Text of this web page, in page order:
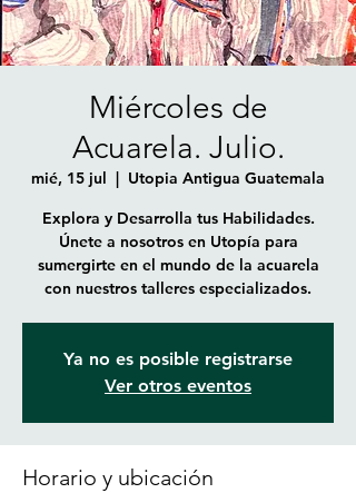
Miércoles de
Acuarela. Julio.
mié, 15 jul
  |
Utopia Antigua Guatemala
Explora y Desarrolla tus Habilidades.
Únete a nosotros en Utopía para
sumergirte en el mundo de la acuarela
con nuestros talleres especializados.
Ya no es posible registrarse
Ver otros eventos
Horario y ubicación